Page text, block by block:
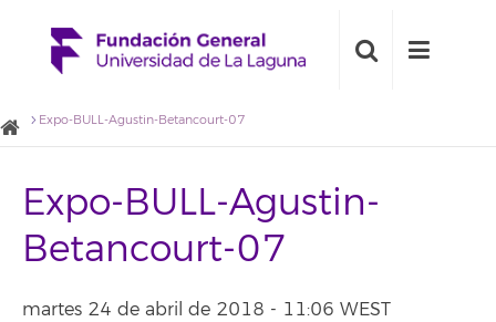
Expo-BULL-Agustin-Betancourt-07
Expo-BULL-Agustin-
Betancourt-07
martes 24 de abril de 2018 - 11:06 WEST